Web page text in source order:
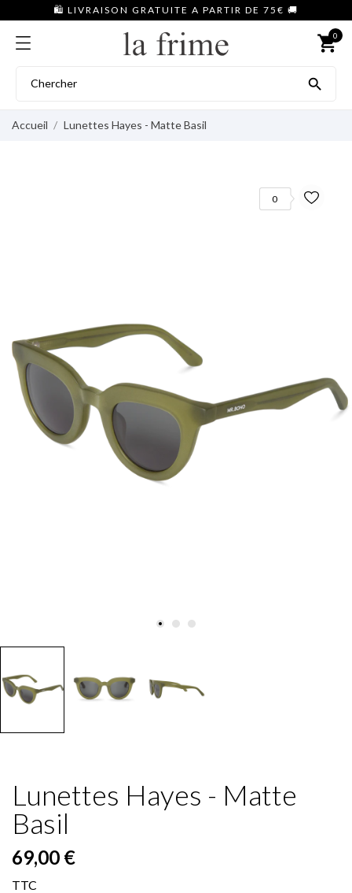
🛍️ LIVRAISON GRATUITE A PARTIR DE 75€ 🚚
shopping_cart
0

Accueil Lunettes Hayes - Matte Basil
0
Lunettes Hayes - Matte
Basil
69,00 €
TTC